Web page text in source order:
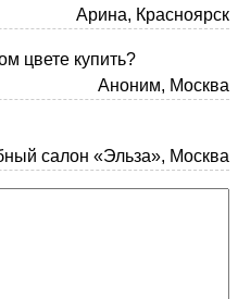
Арина, Красноярск
цвете купить?
Аноним, Москва
салон «Эльза», Москва